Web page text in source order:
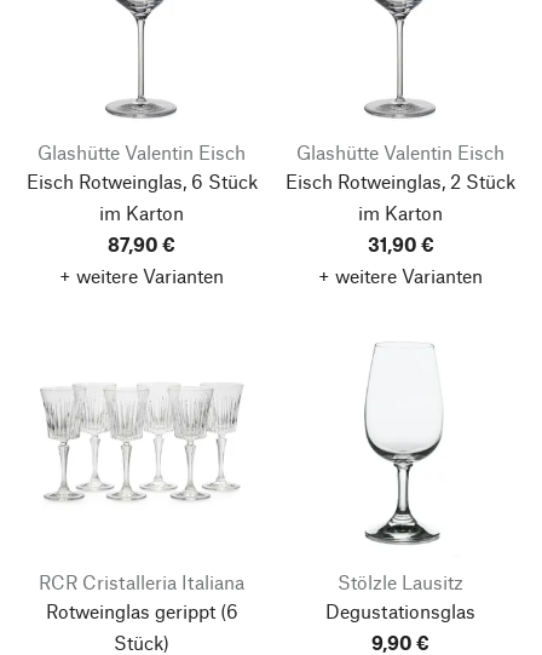
Glashütte Valentin Eisch
Eisch Rotweinglas, 6 Stück
im Karton
87,90 €
+ weitere Varianten
Glashütte Valentin Eisch
Eisch Rotweinglas, 2 Stück
im Karton
31,90 €
+ weitere Varianten
RCR Cristalleria Italiana
Rotweinglas gerippt(6
Stück)
Stölzle Lausitz
Degustationsglas
9,90 €